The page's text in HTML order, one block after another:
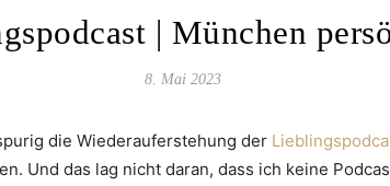
| München
8. Mai 2023
die Wiederauferstehung der
Und das lag nicht daran, dass ich keine